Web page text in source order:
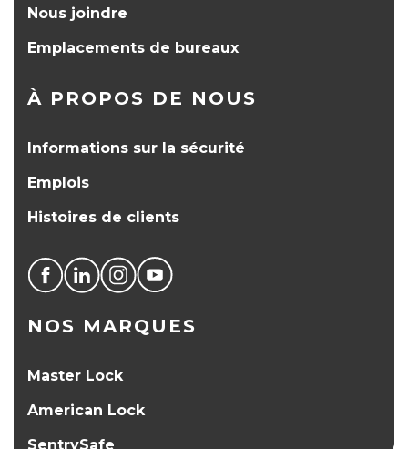
Nous joindre
Emplacements de bureaux
À PROPOS DE NOUS
Informations sur la sécurité
Emplois
Histoires de clients
NOS MARQUES
Master Lock
American Lock
SentrySafe